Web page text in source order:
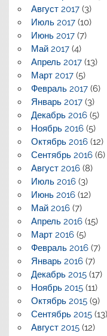
Август 2017(3)
Июль 2017(10)
Июнь 2017(7)
Май 2017(4)
Апрель 2017(13)
Март 2017(5)
Февраль 2017(6)
Январь 2017(3)
Декабрь 2016(5)
Ноябрь 2016(5)
Октябрь 2016(12)
Сентябрь 2016(6)
Август 2016(8)
Июль 2016(3)
Июнь 2016(12)
Май 2016(7)
Апрель 2016(15)
Март 2016(5)
Февраль 2016(7)
Январь 2016(7)
Декабрь 2015(17)
Ноябрь 2015(11)
Октябрь 2015(9)
Сентябрь 2015(13)
Август 2015(12)